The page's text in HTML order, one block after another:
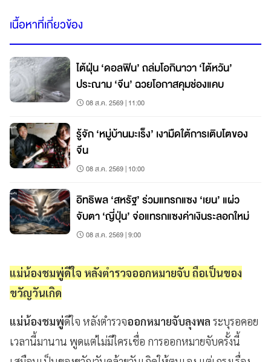
เนื้อหาที่เกี่ยวข้อง
ไต้ฝุ่น ‘ดอลฟิน’ ถล่มโอกินาวา ‘ไต้หวัน’
ประณาม ‘จีน’ ฉวยโอกาสคุมช่องแคบ
08 ส.ค. 2569 | 11:00
รู้จัก ‘หมู่บ้านมะเร็ง’ เงามืดใต้การเติบโตของ
จีน
08 ส.ค. 2569 | 10:00
อิทธิพล ‘สหรัฐ’ ร่วมแทรกแซง ‘เยน’ แผ่ว
จับตา ‘ญี่ปุ่น’ จ่อแทรกแซงค่าเงินระลอกใหม่
08 ส.ค. 2569 | 9:00
แม่น้องชมพู่ดีใจ หลังตำรวจออกหมายจับ ถือเป็นของ
ขวัญวันเกิด
แม่น้องชมพู่ดีใจ หลังตำรวจออกหมายจับลุงพล ระบุรอคอย
เวลานี้มานาน พูดแต่ไม่มีใครเชื่อ การออกหมายจับครั้งนี้